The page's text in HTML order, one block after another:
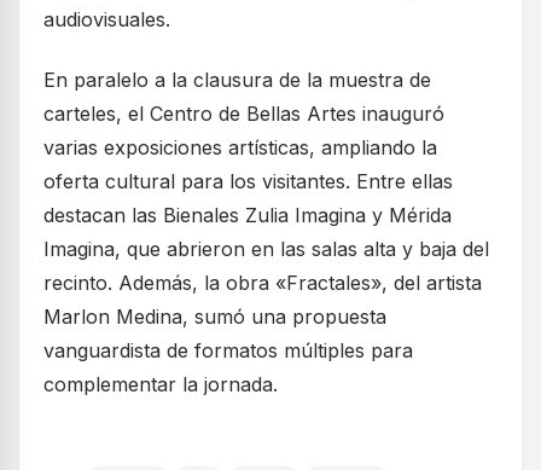
audiovisuales.
En paralelo a la clausura de la muestra de
carteles, el Centro de Bellas Artes inauguró
varias exposiciones artísticas, ampliando la
oferta cultural para los visitantes. Entre ellas
destacan las Bienales Zulia Imagina y Mérida
Imagina, que abrieron en las salas alta y baja del
recinto. Además, la obra «Fractales», del artista
Marlon Medina, sumó una propuesta
vanguardista de formatos múltiples para
complementar la jornada.